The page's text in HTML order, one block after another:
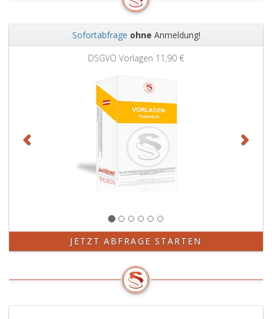
Rechtsanwälte
Sofortabfrage ohne Anmeldung!
DSGVO Vorlagen 11,90 €
JETZT ABFRAGE STARTEN